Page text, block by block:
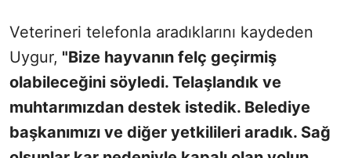
Veterineri telefonla aradıklarını kaydeden
Uygur, "Bize hayvanın felç geçirmiş
olabileceğini söyledi. Telaşlandık ve
muhtarımızdan destek istedik. Belediye
başkanımızı ve diğer yetkilileri aradık. Sağ